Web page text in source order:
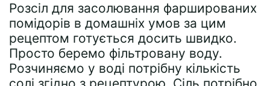
Розсіл для засолювання фаршированих
помідорів в домашніх умов за цим
рецептом готується досить швидко.
Просто беремо фільтровану воду.
Розчиняємо у воді потрібну кількість